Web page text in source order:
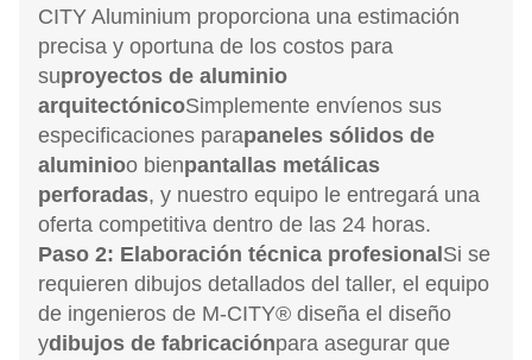
CITY Aluminium proporciona una estimación
precisa y oportuna de los costos para
suproyectos de aluminio
arquitectónicoSimplemente envíenos sus
especificaciones parapaneles sólidos de
aluminioo bienpantallas metálicas
perforadas, y nuestro equipo le entregará una
oferta competitiva dentro de las 24 horas.
Paso 2: Elaboración técnica profesionalSi se
requieren dibujos detallados del taller, el equipo
de ingenieros de M-CITY® diseña el diseño
ydibujos de fabricaciónpara asegurar que